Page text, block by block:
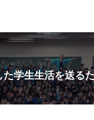
学生生活を送る